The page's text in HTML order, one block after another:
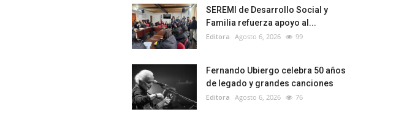
SEREMI de Desarrollo Social y
Familia refuerza apoyo al...
Editora Agosto 6, 2026 99
Fernando Ubiergo celebra 50 años
de legado y grandes canciones
Editora Agosto 6, 2026 76